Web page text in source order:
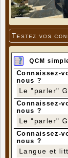
Testez vos
QCM
Connaissez-
nous ?
Le "parler"
Connaissez-
nous ?
Le "parler"
Connaissez-
nous ?
Langue et